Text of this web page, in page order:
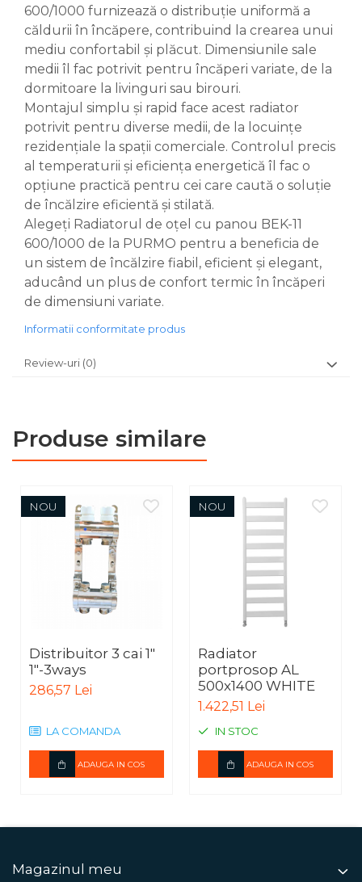
600/1000 furnizează o distribuție uniformă a
căldurii în încăpere, contribuind la crearea unui
mediu confortabil și plăcut. Dimensiunile sale
medii îl fac potrivit pentru încăperi variate, de la
dormitoare la livinguri sau birouri.
Montajul simplu și rapid face acest radiator
potrivit pentru diverse medii, de la locuințe
rezidențiale la spații comerciale. Controlul precis
al temperaturii și eficiența energetică îl fac o
opțiune practică pentru cei care caută o soluție
de încălzire eficientă și stilată.
Alegeți Radiatorul de oțel cu panou BEK-11
600/1000 de la PURMO pentru a beneficia de
un sistem de încălzire fiabil, eficient și elegant,
aducând un plus de confort termic în încăperi
de dimensiuni variate.
Informatii conformitate produs
Review-uri (0)
Produse similare
NOU
Distribuitor 3 cai 1"
1"-3ways
286,57 Lei
LA COMANDA
ADAUGA IN COS
NOU
Radiator
portprosop AL
500x1400 WHITE
1.422,51 Lei
IN STOC
ADAUGA IN COS
Magazinul meu